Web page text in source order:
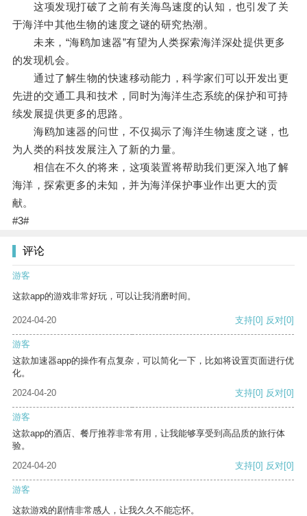
这项发现打破了之前有关海鸟速度的认知，也引发了关
于海洋中其他生物的速度之谜的研究热潮。
未来，“海鸥加速器”有望为人类探索海洋深处提供更多
的发现机会。
通过了解生物的快速移动能力，科学家们可以开发出更
先进的交通工具和技术，同时为海洋生态系统的保护和可持
续发展提供更多的思路。
海鸥加速器的问世，不仅揭示了海洋生物速度之谜，也
为人类的科技发展注入了新的力量。
相信在不久的将来，这项装置将帮助我们更深入地了解
海洋，探索更多的未知，并为海洋保护事业作出更大的贡
献。
#3#
评论
游客
这款app的游戏非常好玩，可以让我消磨时间。
2024-04-20 支持[0] 反对[0]
游客
这款加速器app的操作有点复杂，可以简化一下，比如将设置页面进行优
化。
2024-04-20
支持[0] 反对[0]
游客
这款app的酒店、餐厅推荐非常有用，让我能够享受到高品质的旅行体
验。
2024-04-20
支持[0] 反对[0]
游客
这款游戏的剧情非常感人，让我久久不能忘怀。